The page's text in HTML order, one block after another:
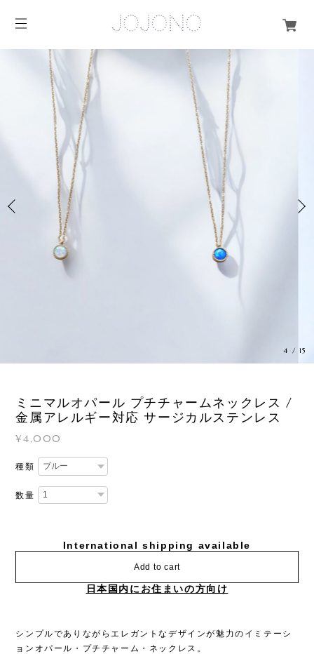
4 / 15
ミニマルオパール プチチャームネックレス /
金属アレルギー対応 サージカルステンレス
¥4,000
種類
数量
International shipping available
Add to cart
日本国内にお住まいの方向け
シンプルでありながらエレガントなデザインが魅力のイミテーシ
ョンオパール・プチチャーム・ネックレス。